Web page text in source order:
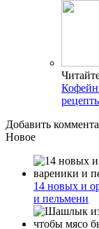
Добавить
Новое
14 новых и
и пельмени